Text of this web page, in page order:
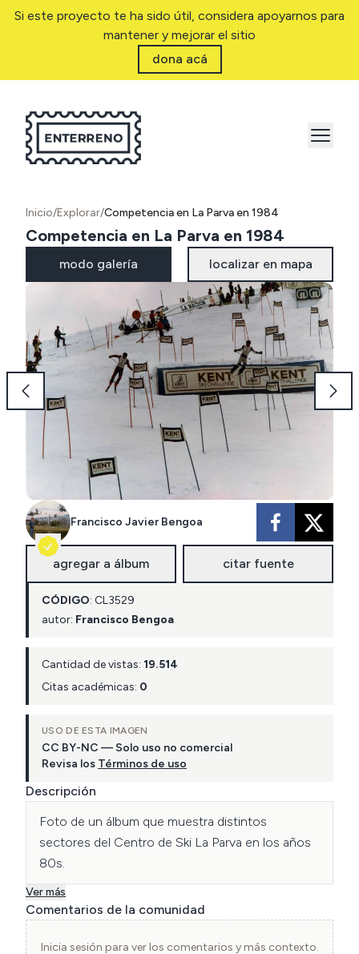
Si este proyecto te ha sido útil, considera apoyarnos para
mantener y mejorar el sitio
dona acá
Inicio/Explorar/Competencia en La Parva en 1984
Competencia en La Parva en 1984
modo galería localizar en mapa
Francisco Javier Bengoa
agregar a álbum citar fuente
CÓDIGO: CL3529
autor: Francisco Bengoa
Cantidad de vistas: 19.514
Citas académicas: 0
USO DE ESTA IMAGEN
CC BY-NC — Solo uso no comercial
Revisa los Términos de uso
Descripción
Foto de un álbum que muestra distintos
sectores del Centro de Ski La Parva en los años
80s.
Ver más
Comentarios de la comunidad
Inicia sesión para ver los comentarios y más contexto.